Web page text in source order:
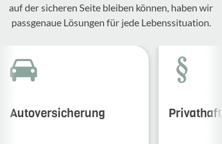
auf der sicheren Seite bleiben können, haben wir
passgenaue Lösungen für jede Lebenssituation.
Autoversicherung